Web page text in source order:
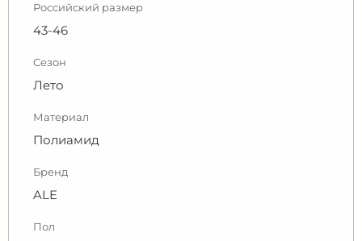
Российский размер
43-46
Сезон
Лето
Материал
Полиамид
Бренд
ALE
Пол